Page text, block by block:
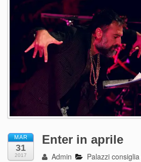
MAR
31
2017
Enter in aprile
Admin Palazzi consiglia